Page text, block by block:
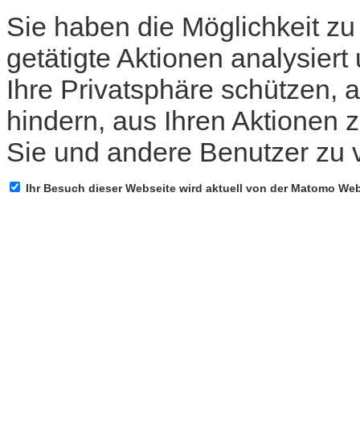
Sie haben die Möglichkeit
getätigte Aktionen
Ihre Privatsphäre schützen,
hindern, aus Ihren Aktionen
Sie und andere Benutzer zu
Ihr Besuch dieser Webseite wird aktuell von der Matomo